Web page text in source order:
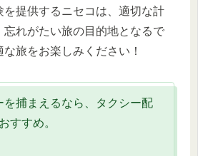
を提供するニセコは、適切な計
忘れがたい旅の目的地となるで
旅をお楽しみください！
を捕まえるなら、タクシー配
すすめ。